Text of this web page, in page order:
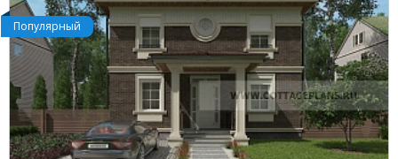
Популярный